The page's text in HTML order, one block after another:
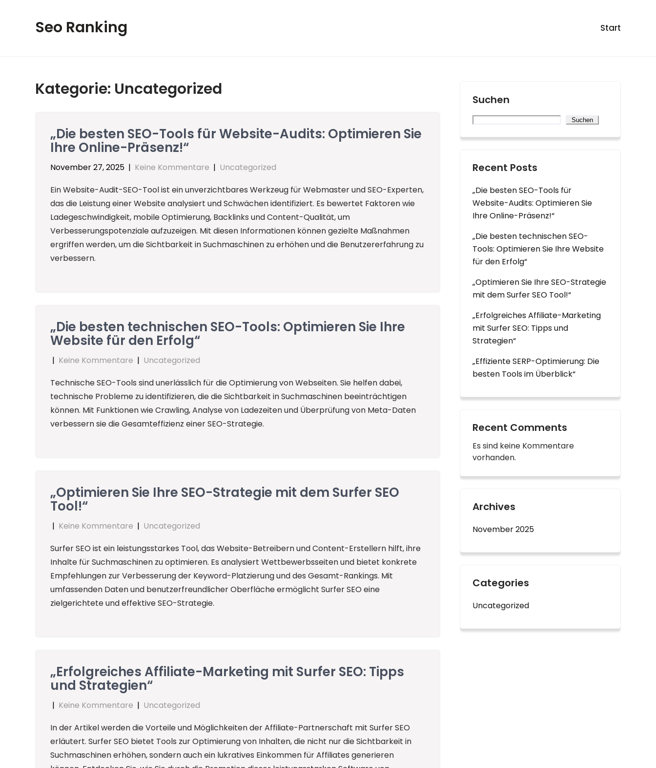
Seo Ranking Start
Kategorie: Uncategorized
„Die besten SEO-Tools für Website-Audits: Optimieren Sie
Ihre Online-Präsenz!“
November 27, 2025 | Keine Kommentare | Uncategorized
Ein Website-Audit-SEO-Tool ist ein unverzichtbares Werkzeug für Webmaster und SEO-Experten,
das die Leistung einer Website analysiert und Schwächen identifiziert. Es bewertet Faktoren wie
Ladegeschwindigkeit, mobile Optimierung, Backlinks und Content-Qualität, um
Verbesserungspotenziale aufzuzeigen. Mit diesen Informationen können gezielte Maßnahmen
ergriffen werden, um die Sichtbarkeit in Suchmaschinen zu erhöhen und die Benutzererfahrung zu
verbessern.
„Die besten technischen SEO-Tools: Optimieren Sie Ihre
Website für den Erfolg“
| Keine Kommentare | Uncategorized
Technische SEO-Tools sind unerlässlich für die Optimierung von Webseiten. Sie helfen dabei,
technische Probleme zu identifizieren, die die Sichtbarkeit in Suchmaschinen beeinträchtigen
können. Mit Funktionen wie Crawling, Analyse von Ladezeiten und Überprüfung von Meta-Daten
verbessern sie die Gesamteffizienz einer SEO-Strategie.
„Optimieren Sie Ihre SEO-Strategie mit dem Surfer SEO
Tool!“
| Keine Kommentare | Uncategorized
Surfer SEO ist ein leistungsstarkes Tool, das Website-Betreibern und Content-Erstellern hilft, ihre
Inhalte für Suchmaschinen zu optimieren. Es analysiert Wettbewerbsseiten und bietet konkrete
Empfehlungen zur Verbesserung der Keyword-Platzierung und des Gesamt-Rankings. Mit
umfassenden Daten und benutzerfreundlicher Oberfläche ermöglicht Surfer SEO eine
zielgerichtete und effektive SEO-Strategie.
„Erfolgreiches Affiliate-Marketing mit Surfer SEO: Tipps
und Strategien“
| Keine Kommentare | Uncategorized
In der Artikel werden die Vorteile und Möglichkeiten der Affiliate-Partnerschaft mit Surfer SEO
erläutert. Surfer SEO bietet Tools zur Optimierung von Inhalten, die nicht nur die Sichtbarkeit in
Suchmaschinen erhöhen, sondern auch ein lukratives Einkommen für Affiliates generieren
Suchen
Suchen
Recent Posts
„Die besten SEO-Tools für
Website-Audits: Optimieren Sie
Ihre Online-Präsenz!“
„Die besten technischen SEO-
Tools: Optimieren Sie Ihre Website
für den Erfolg“
„Optimieren Sie Ihre SEO-Strategie
mit dem Surfer SEO Tool!“
„Erfolgreiches Affiliate-Marketing
mit Surfer SEO: Tipps und
Strategien“
„Effiziente SERP-Optimierung: Die
besten Tools im Überblick“
Recent Comments
Es sind keine Kommentare
vorhanden.
Archives
November 2025
Categories
Uncategorized